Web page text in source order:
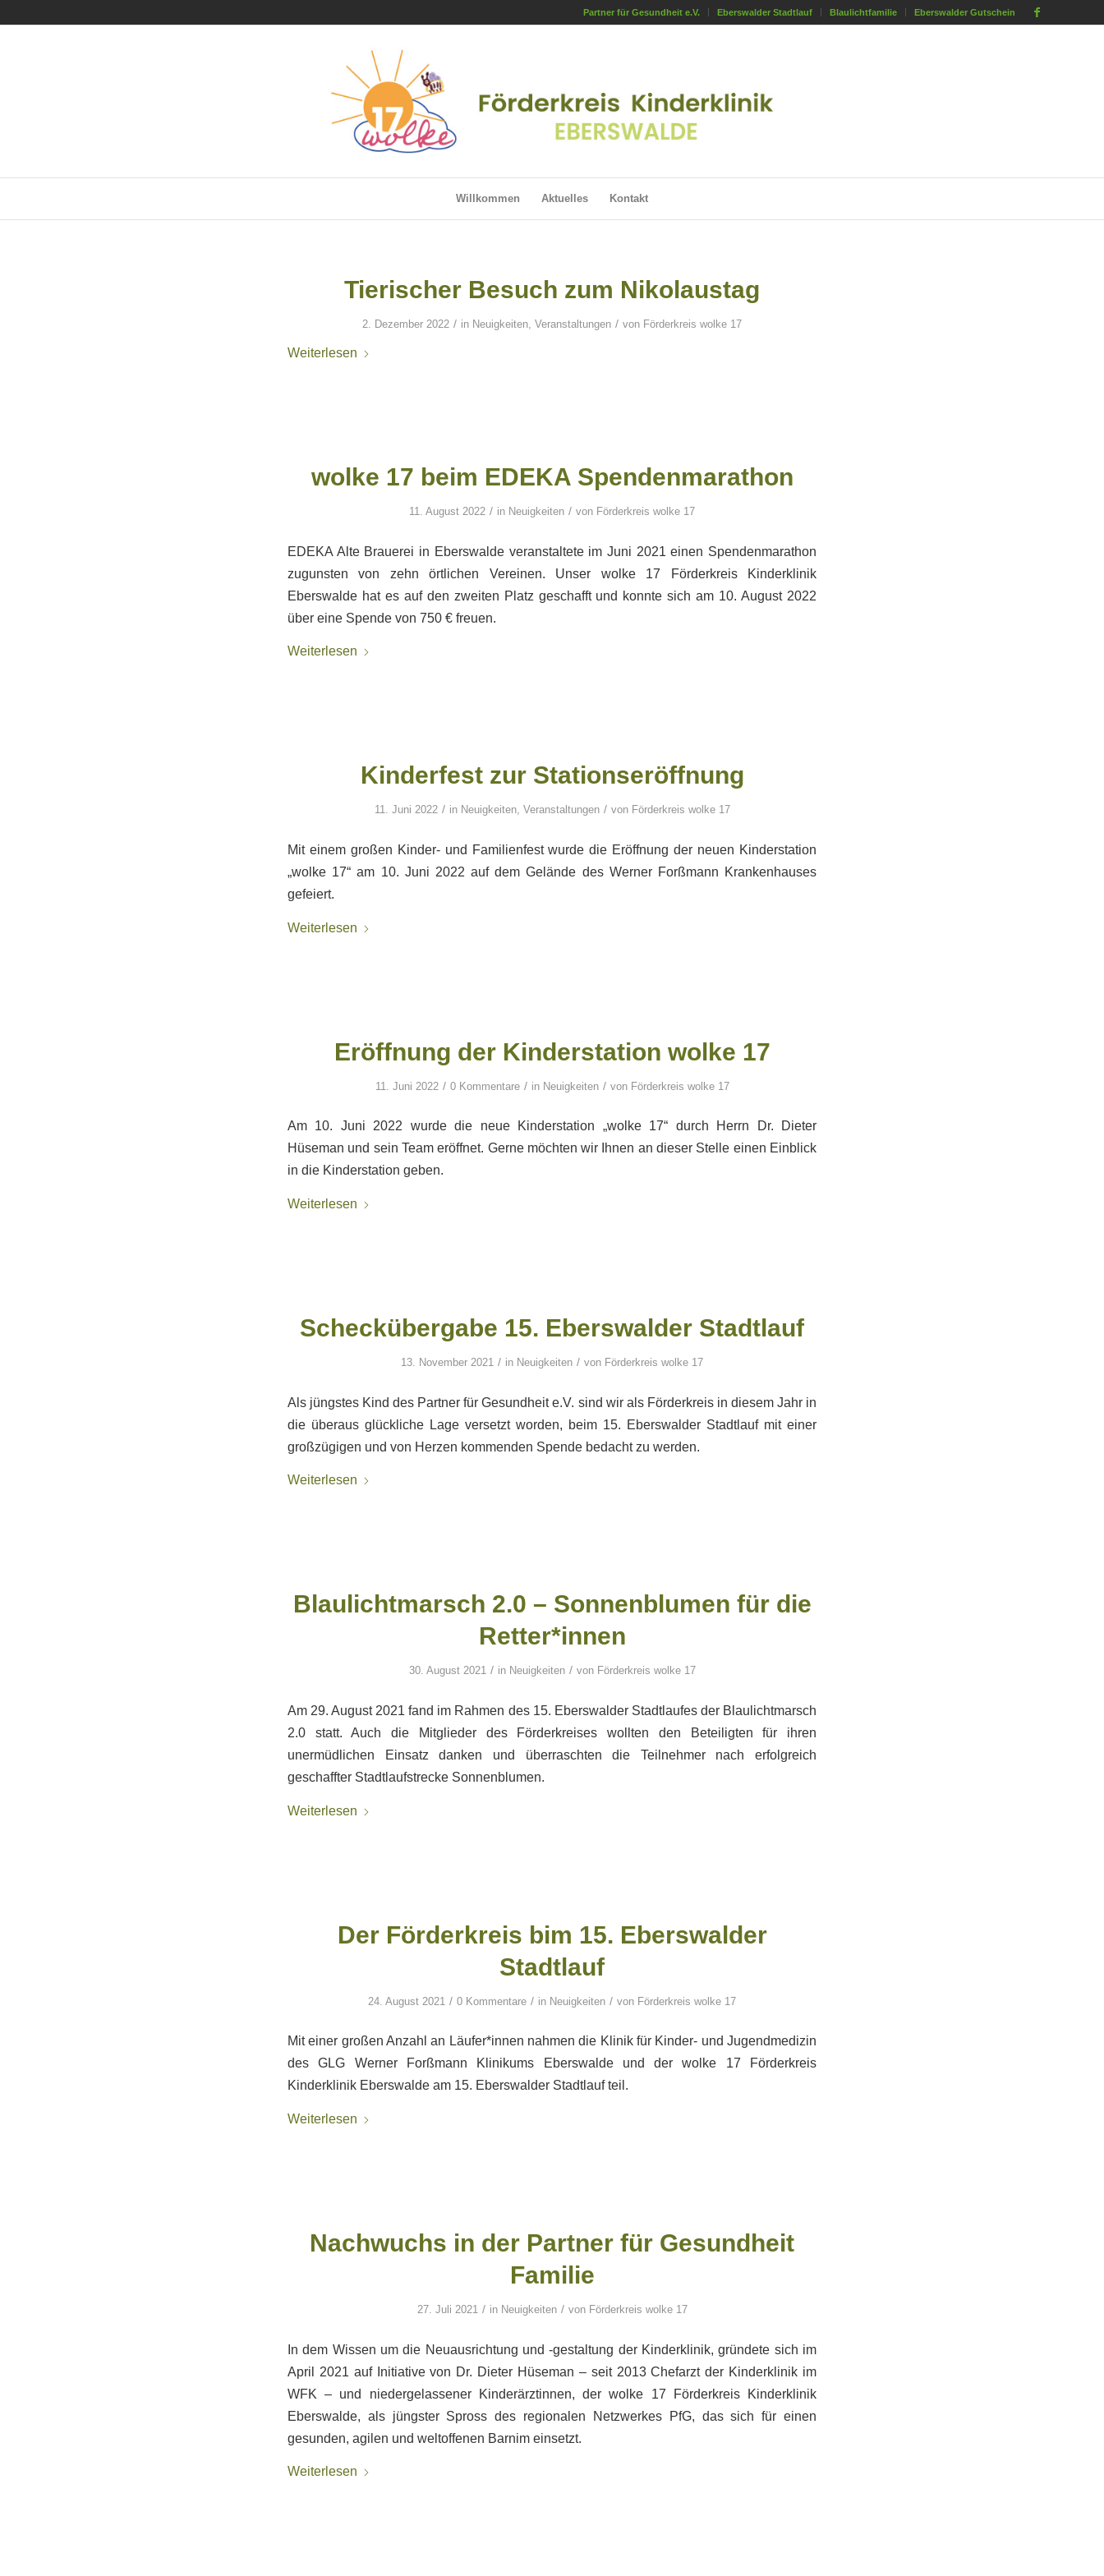
Partner für Gesundheit e.V. Eberswalder Stadtlauf Blaulichtfamilie Eberswalder Gutschein
Willkommen Aktuelles Kontakt
Tierischer Besuch zum Nikolaustag
2. Dezember 2022 / in Neuigkeiten, Veranstaltungen / von Förderkreis wolke 17
Weiterlesen
wolke 17 beim EDEKA Spendenmarathon
11. August 2022 / in Neuigkeiten / von Förderkreis wolke 17
EDEKA Alte Brauerei in Eberswalde veranstaltete im Juni 2021 einen Spendenmarathon
zugunsten von zehn örtlichen Vereinen. Unser wolke 17 Förderkreis Kinderklinik
Eberswalde hat es auf den zweiten Platz geschafft und konnte sich am 10. August 2022
über eine Spende von 750 € freuen.
Weiterlesen
Kinderfest zur Stationseröffnung
11. Juni 2022 / in Neuigkeiten, Veranstaltungen / von Förderkreis wolke 17
Mit einem großen Kinder- und Familienfest wurde die Eröffnung der neuen Kinderstation
„wolke 17“ am 10. Juni 2022 auf dem Gelände des Werner Forßmann Krankenhauses
gefeiert.
Weiterlesen
Eröffnung der Kinderstation wolke 17
11. Juni 2022 / 0 Kommentare / in Neuigkeiten / von Förderkreis wolke 17
Am 10. Juni 2022 wurde die neue Kinderstation „wolke 17“ durch Herrn Dr. Dieter
Hüseman und sein Team eröffnet. Gerne möchten wir Ihnen an dieser Stelle einen Einblick
in die Kinderstation geben.
Weiterlesen
Scheckübergabe 15. Eberswalder Stadtlauf
13. November 2021 / in Neuigkeiten / von Förderkreis wolke 17
Als jüngstes Kind des Partner für Gesundheit e.V. sind wir als Förderkreis in diesem Jahr in
die überaus glückliche Lage versetzt worden, beim 15. Eberswalder Stadtlauf mit einer
großzügigen und von Herzen kommenden Spende bedacht zu werden.
Weiterlesen
Blaulichtmarsch 2.0 – Sonnenblumen für die
Retter*innen
30. August 2021 / in Neuigkeiten / von Förderkreis wolke 17
Am 29. August 2021 fand im Rahmen des 15. Eberswalder Stadtlaufes der Blaulichtmarsch
2.0 statt. Auch die Mitglieder des Förderkreises wollten den Beteiligten für ihren
unermüdlichen Einsatz danken und überraschten die Teilnehmer nach erfolgreich
geschaffter Stadtlaufstrecke Sonnenblumen.
Weiterlesen
Der Förderkreis bim 15. Eberswalder
Stadtlauf
24. August 2021 / 0 Kommentare / in Neuigkeiten / von Förderkreis wolke 17
Mit einer großen Anzahl an Läufer*innen nahmen die Klinik für Kinder- und Jugendmedizin
des GLG Werner Forßmann Klinikums Eberswalde und der wolke 17 Förderkreis
Kinderklinik Eberswalde am 15. Eberswalder Stadtlauf teil.
Weiterlesen
Nachwuchs in der Partner für Gesundheit
Familie
27. Juli 2021 / in Neuigkeiten / von Förderkreis wolke 17
In dem Wissen um die Neuausrichtung und -gestaltung der Kinderklinik, gründete sich im
April 2021 auf Initiative von Dr. Dieter Hüseman – seit 2013 Chefarzt der Kinderklinik im
WFK – und niedergelassener Kinderärztinnen, der wolke 17 Förderkreis Kinderklinik
Eberswalde, als jüngster Spross des regionalen Netzwerkes PfG, das sich für einen
gesunden, agilen und weltoffenen Barnim einsetzt.
Weiterlesen